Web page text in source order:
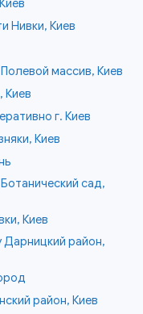
Нивки, Киев
массив, Киев
Киев
г. Киев
Киев
сад,
Киев
Дарницкий район,
район, Киев